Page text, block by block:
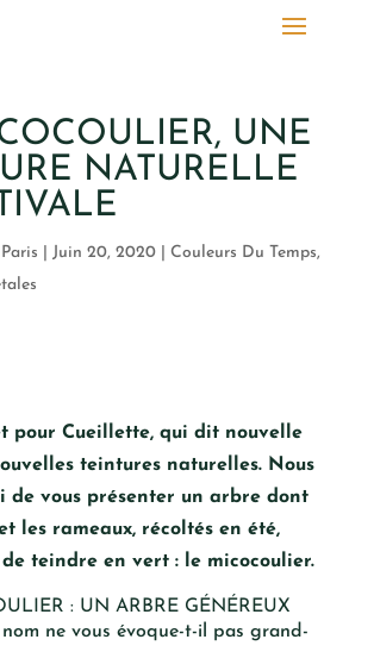
UNE
NATURELLE
Juin 20, 2020| Couleurs Du Temps,
et pour Cueillette, qui dit nouvelle
teintures naturelles. Nous
de vous présenter un arbre dont
les rameaux, récoltés en été,
teindre en vert : le micocoulier.
: UN ARBRE GÉNÉREUX
nom ne vous évoque-t-il pas grand-